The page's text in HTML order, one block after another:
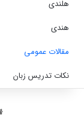
هلندی
هندی
مقالات عمومی
نکات تدریس زبان